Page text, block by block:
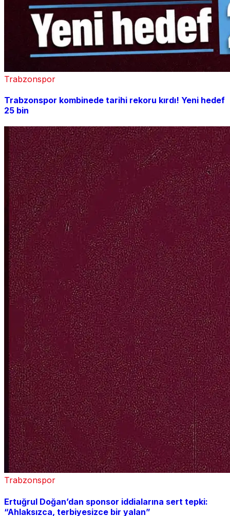
Trabzonspor
Trabzonspor kombinede tarihi rekoru kırdı! Yeni hedef
25 bin
Trabzonspor
Ertuğrul Doğan’dan sponsor iddialarına sert tepki:
“Ahlaksızca, terbiyesizce bir yalan”